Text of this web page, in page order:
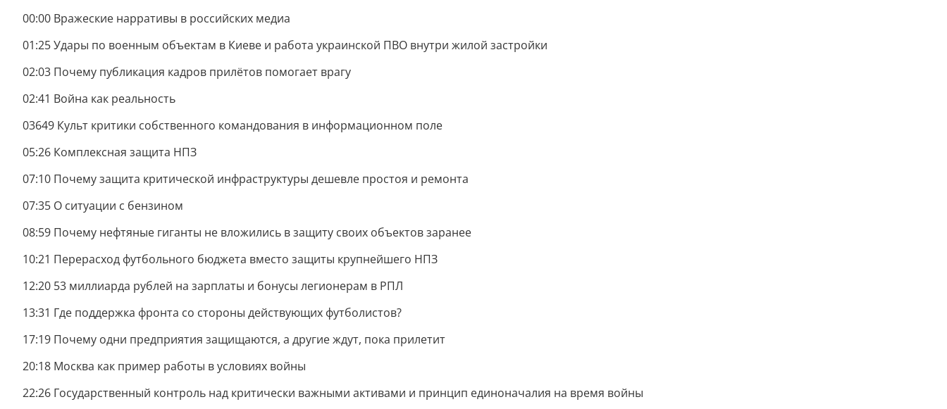
00:00 Вражеские нарративы в российских медиа
01:25 Удары по военным объектам в Киеве и работа украинской ПВО внутри жилой застройки
02:03 Почему публикация кадров прилётов помогает врагу
02:41 Война как реальность
03649 Культ критики собственного командования в информационном поле
05:26 Комплексная защита НПЗ
07:10 Почему защита критической инфраструктуры дешевле простоя и ремонта
07:35 О ситуации с бензином
08:59 Почему нефтяные гиганты не вложились в защиту своих объектов заранее
10:21 Перерасход футбольного бюджета вместо защиты крупнейшего НПЗ
12:20 53 миллиарда рублей на зарплаты и бонусы легионерам в РПЛ
13:31 Где поддержка фронта со стороны действующих футболистов?
17:19 Почему одни предприятия защищаются, а другие ждут, пока прилетит
20:18 Москва как пример работы в условиях войны
22:26 Государственный контроль над критически важными активами и принцип единоначалия на время войны